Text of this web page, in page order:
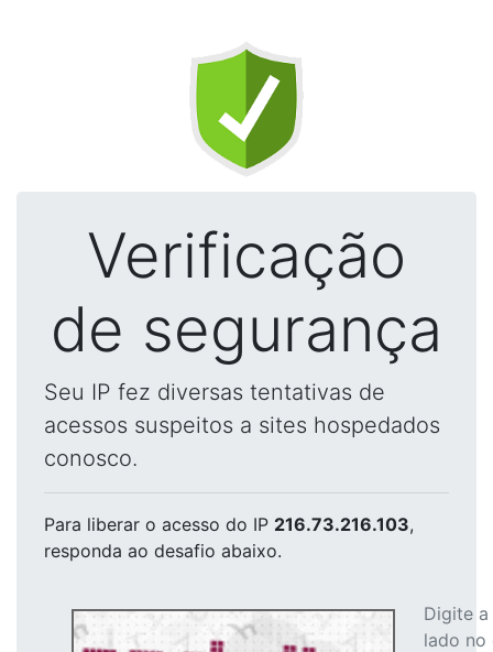
Verificação
de segurança
Seu IP fez diversas tentativas de
acessos suspeitos a sites hospedados
conosco.
Para liberar o acesso do IP 216.73.216.103,
responda ao desafio abaixo.
Digite
lado no